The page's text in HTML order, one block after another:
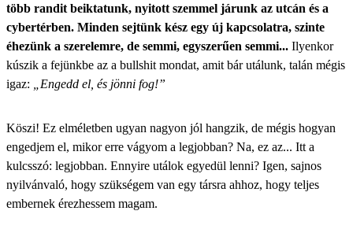
több randit beiktatunk, nyitott szemmel járunk az utcán és a
cybertérben. Minden sejtünk kész egy új kapcsolatra, szinte
éhezünk a szerelemre, de semmi, egyszerűen semmi... Ilyenkor
kúszik a fejünkbe az a bullshit mondat, amit bár utálunk, talán mégis
igaz:
„Engedd el, és jönni fog!”
Köszi! Ez elméletben ugyan nagyon jól hangzik, de mégis hogyan
engedjem el, mikor erre vágyom a legjobban? Na, ez az... Itt a
kulcsszó: legjobban. Ennyire utálok egyedül lenni? Igen, sajnos
nyilvánvaló, hogy szükségem van egy társra ahhoz, hogy teljes
embernek érezhessem magam.